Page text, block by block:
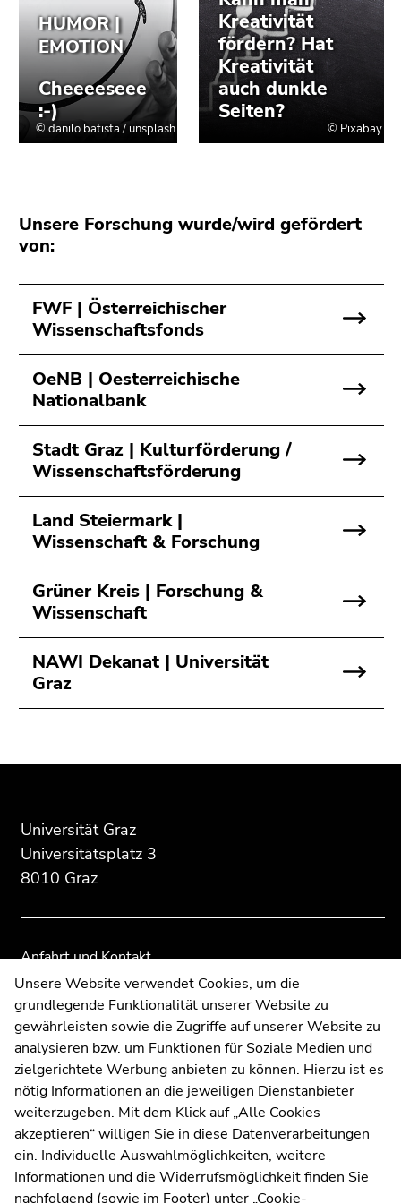
Zu
den
Zusatzinformationen
(Zugriffstaste
5)
Zu
(Zugriffstaste
8)
Suche
(Zugriffstaste
9)
Unsere Forschung wurde/wird gefördert
von:
FWF | Österreichischer
Wissenschaftsfonds
OeNB | Oesterreichische
Nationalbank
Stadt Graz | Kulturförderung /
Wissenschaftsförderung
Land Steiermark |
Wissenschaft & Forschung
Grüner Kreis | Forschung &
Wissenschaft
NAWI Dekanat | Universität
Graz
Beginn
Zusatzinformationen:
Universität Graz
Universitätsplatz 3
8010 Graz
Anfahrt und Kontakt
Kommunikation und Öffentlichkeitsarbeit
Moodle
UNIGRAZonline
Impressum
Datenschutzerklärung
Cookie-Einstellungen
Barrierefreiheitserklärung
Ende
Übersicht
Ende
Übersicht
Unsere Website verwendet Cookies, um die
grundlegende Funktionalität unserer Website zu
gewährleisten sowie die Zugriffe auf unserer Website zu
analysieren bzw. um Funktionen für Soziale Medien und
zielgerichtete Werbung anbieten zu können. Hierzu ist es
nötig Informationen an die jeweiligen Dienstanbieter
weiterzugeben. Mit dem Klick auf „Alle Cookies
akzeptieren“ willigen Sie in diese Datenverarbeitungen
ein. Individuelle Auswahlmöglichkeiten, weitere
Informationen und die Widerrufsmöglichkeit finden Sie
nachfolgend (sowie im Footer) unter „Cookie-